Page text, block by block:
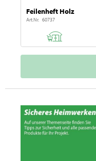
Feilenheft Holz
Art.Nr. 60737